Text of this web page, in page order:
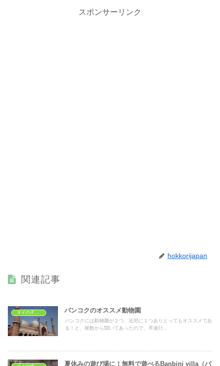
スポンサーリンク
hokkorijapan
関連記事
バンコクのオススメ動物園
バンコクには動物園が２つ、近郊に１つありとってもオススメであ
る！と、複数から聞いてあったので、早速行...
夏休みの遊び場に！無料で遊べるBanbini villa（バ